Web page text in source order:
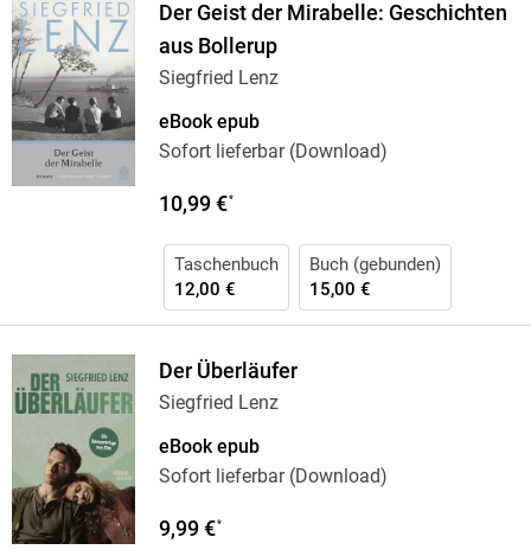
Der Geist der Mirabelle: Geschichten
aus Bollerup
Siegfried Lenz
eBook epub
Sofort lieferbar (Download)
10,99 €*
Taschenbuch
12,00 €
Buch (gebunden)
15,00 €
Der Überläufer
Siegfried Lenz
eBook epub
Sofort lieferbar (Download)
9,99 €*